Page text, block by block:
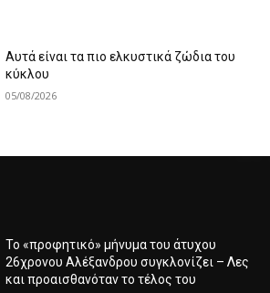
Αυτά είναι τα πιο ελκυστικά ζώδια του
κύκλου
05/08/2026
Το «προφητικό» μήνυμα του άτυχου
26χρονου Αλέξανδρου συγκλονίζει – Λες
και προαισθανόταν το τέλος του